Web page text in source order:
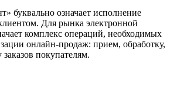
буквально означает исполнение
Для рынка электронной
комплекс операций, необходимых
онлайн-продаж: прием, обработку,
покупателям.